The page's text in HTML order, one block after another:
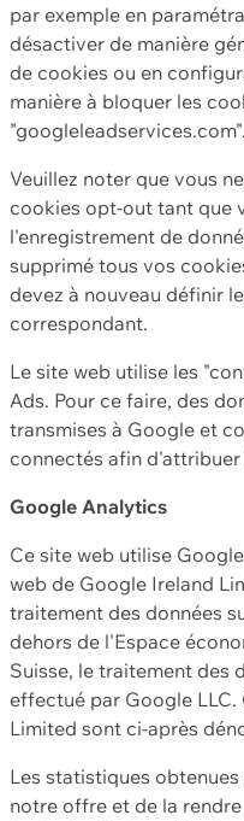
par exemple en
désactiver de manière
de cookies ou en
manière à bloquer les
"googleleadservices.com".
Veuillez noter que vous
cookies opt-out tant que
l'enregistrement de
supprimé tous vos
devez à nouveau définir
correspondant.
Le site web utilise les
Ads. Pour ce faire, des
transmises à Google et
connectés afin
Google Analytics
Ce site web utilise
web de Google Ireland
traitement des données
dehors de l'Espace
Suisse, le traitement des
effectué par Google
Limited sont ci-après
Les statistiques
notre offre et de la